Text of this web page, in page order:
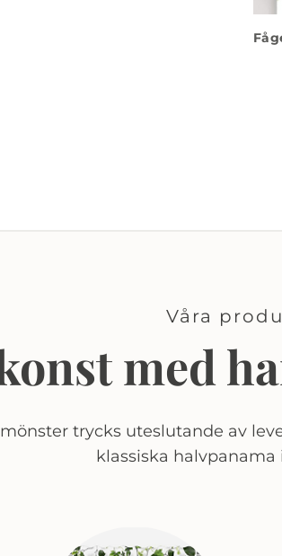
Våra
med
trycks uteslutande av
klassiska halvpanama